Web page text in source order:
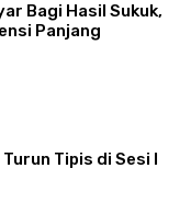
Bagi Hasil Sukuk,
Panjang
Tipis di Sesi I